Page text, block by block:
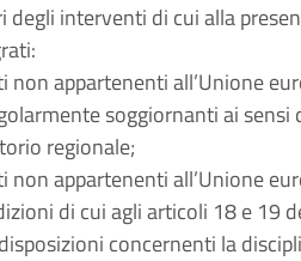
degli interventi di cui alla
non appartenenti all’Unione
soggiornanti ai
regionale;
non appartenenti all’Unione
di cui agli articoli 18 e 19
concernenti la